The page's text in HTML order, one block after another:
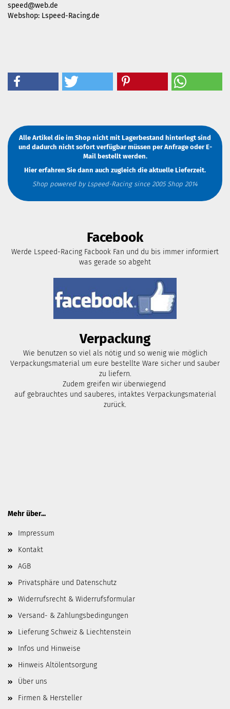
speed@web.de
Webshop: Lspeed-Racing.de
Alle Artikel die im Shop nicht mit Lagerbestand hinterlegt sind
und dadurch nicht sofort verfügbar müssen per AnfrageoderE-
Mailbestellt werden.
Hier erfahren Sie dann auch zugleich die aktuelle Lieferzeit.
Shop powered by Lspeed-Racing since 2005 Shop 2014
Facebook
Werde Lspeed-Racing Facbook Fan und du bis immer informiert
was gerade so abgeht
Verpackung
Wie benutzen so viel als nötig und so wenig wie möglich
Verpackungsmaterial um eure bestellte Ware sicher und sauber
zu liefern.
Zudem greifen wir überwiegend
auf gebrauchtes und sauberes, intaktes Verpackungsmaterial
zurück.
Mehr über...
Impressum
Kontakt
AGB
Privatsphäre und Datenschutz
Widerrufsrecht & Widerrufsformular
Versand- & Zahlungsbedingungen
Lieferung Schweiz & Liechtenstein
Infos und Hinweise
Hinweis Altölentsorgung
Über uns
Firmen & Hersteller